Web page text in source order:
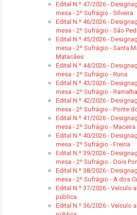
Edital N.º 47/2026 -
mesa - 2º Sufrágio - Silveira
Edital N.º 46/2026 -
mesa - 2º Sufrágio - São
Edital N.º 45/2026 -
mesa - 2º Sufrágio - Santa
Matacães
Edital N.º 44/2026 -
mesa - 2º Sufrágio - Runa
Edital N.º 43/2026 -
mesa - 2º Sufrágio - Ramalhal
Edital N.º 42/2026 -
mesa - 2º Sufrágio - Ponte
Edital N.º 41/2026 -
mesa - 2º Sufrágio - Maceira
Edital N.º 40/2026 -
mesa - 2º Sufrágio - Freiria
Edital N.º 39/2026 -
mesa - 2º Sufrágio - Dois
Edital N.º 38/2026 -
mesa - 2º Sufrágio - A dos
Edital N.º 37/2026 - Veículo
pública
Edital N.º 36/2026 - Veículo